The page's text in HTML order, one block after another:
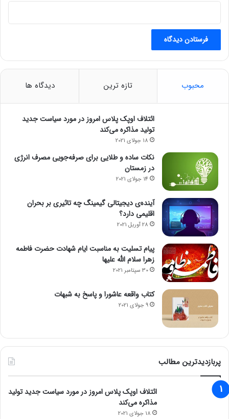
تغییرات قیمتی ۲۴ ساعت گذشته: ۰.۳۳ درصد افزایش
تغییرات قیمتی یک هفته اخیر ۰.۱۵ درصد کاهش
قیمت: ۷.۵۹ دلار
تغییرات قیمتی یک هفته اخیر: ۲.۳۲ درصد کاهش
قیمت: ۰.۱۲۴۶ دلار
تغییرات قیمتی ۲۴ ساعت گذشته ۰.۳۱ درصد افزایش
تغییرات قیمتی یک هفته اخیر: ۷.۶۵ درصد کاهش
۱۰- کاردانو
قیمت: ۰.۳۸۹ دلار
تغییرات قیمتی ۲۴ ساعت گذشته: ۳.۸۶ درصد افزایش
تغییرات قیمتی یک هفته اخیر: ۵.۲۰ درصد کاهش
۲۲۰
حتما بخوانید :اقدامات تیم اقتصادی دولت سیزدهم، ضدکارگری
بود / دولت چهاردهم، مزد کارگری نامناسب را بازنگری سریع کند
مجله خبری mydtc
محبوب تازه ترین دیدگاه ها
ائتلاف اوپک پلاس امروز در مورد سیاست جدید
تولید مذاکره می‌کند
18 جولای 2021
نکات ساده و طلایی برای صرفه‌جویی مصرف انرژی
در زمستان
14 جولای 2021
آینده‌ی دیجیتالی گیمینگ چه تاثیری بر بحران
اقلیمی دارد؟
28 آوریل 2021
پیام تسلیت به مناسبت ایام شهادت حضرت فاطمه
زهرا سلام الله علیها
30 سپتامبر 2021
کتاب واقعه عاشورا و پاسخ به شبهات
9 جولای 2021
پربازدیدترین مطالب
ائتلاف اوپک پلاس امروز در مورد سیاست جدید تولید
مذاکره می‌کند
18 جولای 2021